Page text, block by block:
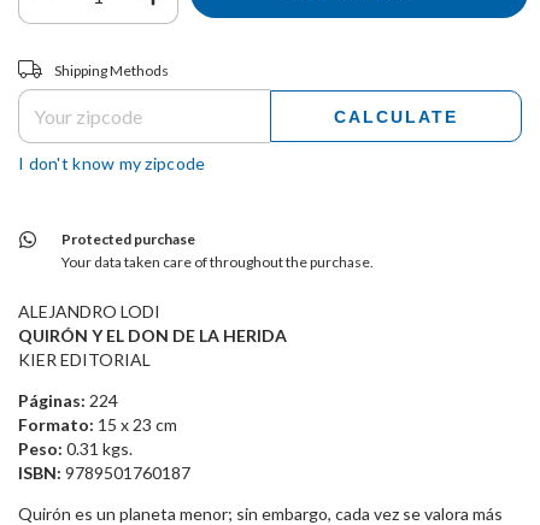
Shipping for zipcode:
Shipping Methods
CALCULATE
I don't know my zipcode
Protected purchase
Your data taken care of throughout the purchase.
ALEJANDRO LODI
QUIRÓN Y EL DON DE LA HERIDA
KIER EDITORIAL
Páginas: 224
Formato: 15 x 23 cm
Peso: 0.31 kgs.
ISBN: 9789501760187
Quirón es un planeta menor; sin embargo, cada vez se valora más